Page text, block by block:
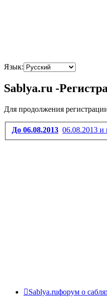
Язык:
Sablya.ru -
Для продолжения
До 06.08.2013 06.08.2013 и
Sablya.ruфорум о